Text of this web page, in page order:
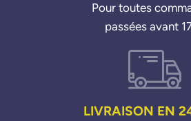
Pour toutes
passées avant
LIVRAISON EN